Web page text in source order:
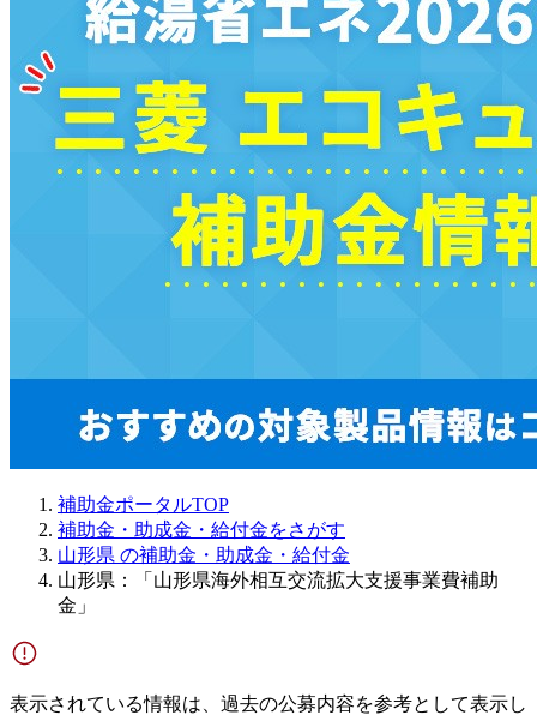
補助金ポータルTOP
補助金・助成金・給付金をさがす
山形県 の補助金・助成金・給付金
山形県：「山形県海外相互交流拡大支援事業費補助
金」
表示されている情報は、過去の公募内容を参考として表示し